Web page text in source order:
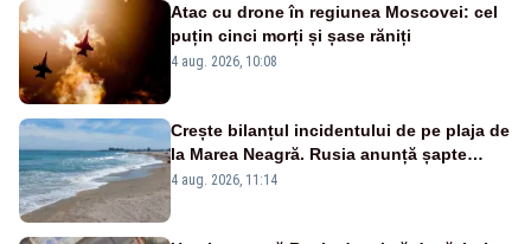
Atac cu drone în regiunea Moscovei: cel
puțin cinci morți și șase răniți
4 aug. 2026, 10:08
Crește bilanțul incidentului de pe plaja de
la Marea Neagră. Rusia anunță șapte
morți și 40 de răniți
4 aug. 2026, 11:14